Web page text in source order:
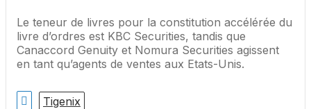
Le teneur de livres pour la constitution accélérée du
livre d’ordres est KBC Securities, tandis que
Canaccord Genuity et Nomura Securities agissent
en tant qu’agents de ventes aux Etats-Unis.
Tigenix